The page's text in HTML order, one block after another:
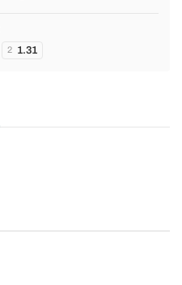
2 1.31